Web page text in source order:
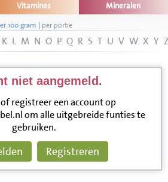
Vitamines Mineralen
100 gram | per portie
K L M N O P Q R S T U V W X Y
niet aangemeld.
registreer een account op
om alle uitgebreide funties te
gebruiken.
Registreren